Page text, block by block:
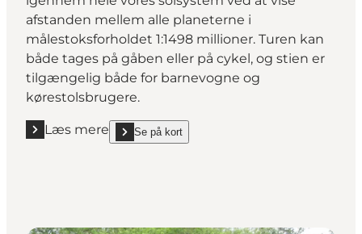
afstanden mellem alle planeterne i
målestoksforholdet 1:1498 millioner. Turen kan
både tages på gåben eller på cykel, og stien er
tilgængelig både for barnevogne og
kørestolsbrugere.
Læs mere
Læs mere "Oplev hele solsystemet på 3 kilometer"
Se på kort
show Oplev hele solsystemet på 3 kilometer on_map